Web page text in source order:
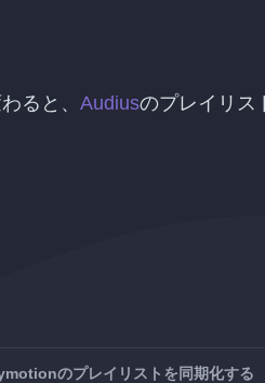
ると、 Audiusのプレイリス
のプレイリストを同期化する